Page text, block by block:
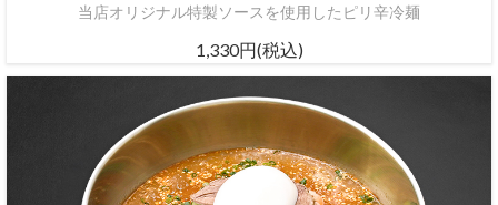
当店オリジナル特製ソースを使用したピリ辛冷麺
1,330円(税込)